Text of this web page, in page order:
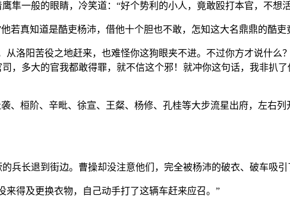
一般的眼睛，冷笑道：“好个势利的小人，竟敢殴打本官，不想
若真知道是酷吏杨沛，借他十个胆也不敢，怎知这大名鼎鼎的酷吏
洛阳苦役之地赶来，也难怪你这狗眼夹不进。不过你方才说什么
，多大的官我都敢得罪，就不信这个邪！就冲你这句话，我非扒
、桓阶、辛毗、徐宣、王粲、杨修、孔桂等大步流星出府，左右
兵长退到街边。曹操却没注意他们，完全被杨沛的破衣、破车吸
得及更换衣物，自己动手打了这辆车赶来应召。”